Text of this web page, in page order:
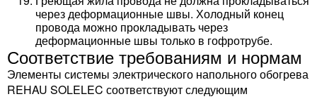
через деформационные швы. Холодный конец
провода можно прокладывать через
деформационные швы только в гофротрубе.
Соответствие требованиям и нормам
Элементы системы электрического напольного обогрева
REHAU SOLELEC соответствуют следующим